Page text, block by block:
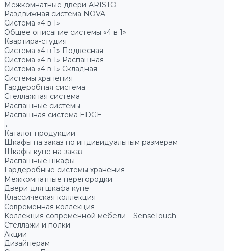
Межкомнатные двери ARISTO
Раздвижная система NOVA
Система «4 в 1»
Общее описание системы «4 в 1»
Квартира-студия
Система «4 в 1» Подвесная
Система «4 в 1» Распашная
Система «4 в 1» Складная
Системы хранения
Гардеробная система
Стеллажная система
Распашные системы
Распашная система EDGE
...
Каталог продукции
Шкафы на заказ по индивидуальным размерам
Шкафы купе на заказ
Распашные шкафы
Гардеробные системы хранения
Межкомнатные перегородки
Двери для шкафа купе
Классическая коллекция
Современная коллекция
Коллекция современной мебели – SenseTouch
Стеллажи и полки
Акции
Дизайнерам